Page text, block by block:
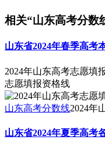
相关“山东高考分数
山东省2024年春季高考
2024年山东高考志愿填
志愿填报资格线
山东高考分数线2024年
山东省2024年夏季高考